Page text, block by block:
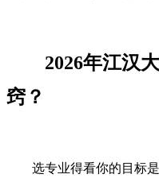
2026年江汉
窍？
选专业得看你的目标是